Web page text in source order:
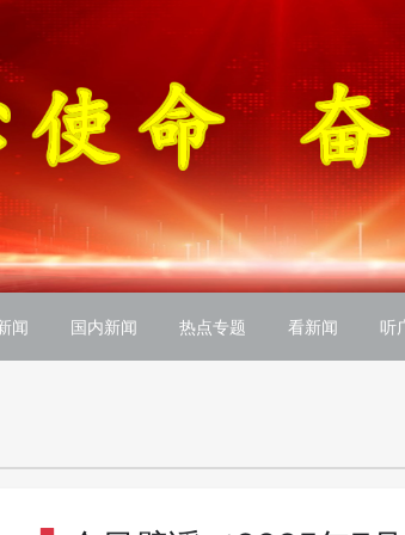
闻 国内新闻 热点专题 看新闻 听